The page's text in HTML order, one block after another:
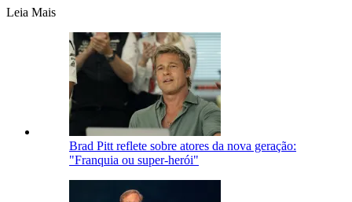
Leia Mais
Brad Pitt reflete sobre atores da nova geração:
"Franquia ou super-herói"